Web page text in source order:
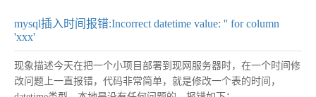
mysql插入时间报错:Incorrect datetime value: '' for column
'xxx'
现象描述今天在把一个小项目部署到现网服务器时，在一个时间修
改问题上一直报错，代码非常简单，就是修改一个表的时间，